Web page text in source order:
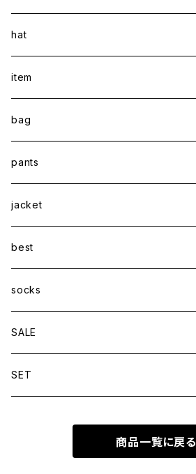
hat
item
bag
pants
jacket
best
socks
SALE
SET
商品一覧に戻る